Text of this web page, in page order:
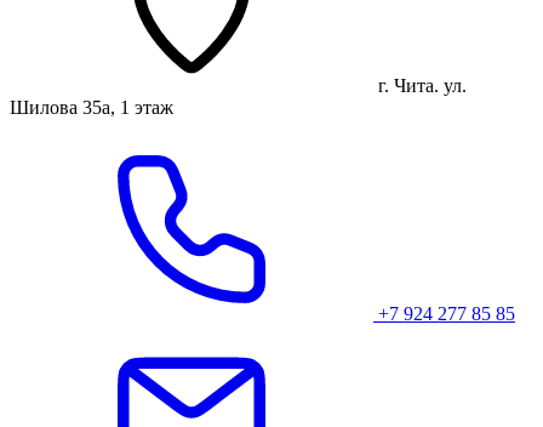
г. Чита. ул.
Шилова 35а, 1 этаж
+7 924 277 85 85